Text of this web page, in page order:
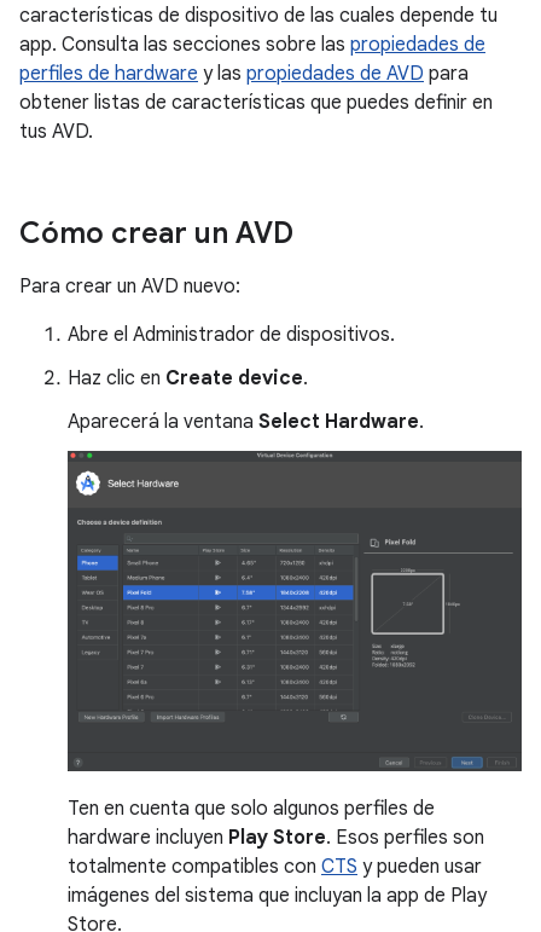
características de dispositivo de las cuales depende tu
app. Consulta las secciones sobre las propiedades de
perfiles de hardware y las propiedades de AVD para
obtener listas de características que puedes definir en
tus AVD.
Cómo crear un AVD
Para crear un AVD nuevo:
Abre el Administrador de dispositivos.
Haz clic en Create device.
Aparecerá la ventana Select Hardware.
Ten en cuenta que solo algunos perfiles de
hardware incluyen Play Store. Esos perfiles son
totalmente compatibles con CTS y pueden usar
imágenes del sistema que incluyan la app de Play
Store.